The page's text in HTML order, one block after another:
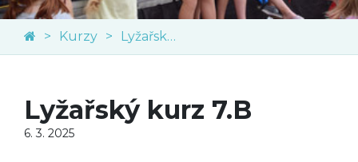
Kurzy Lyžařský kurz
Lyžařský kurz 7.B
6. 3. 2025